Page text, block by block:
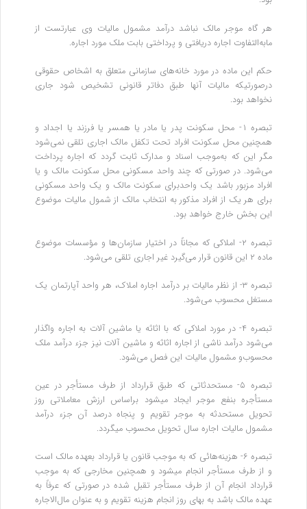
هر گاه موجر مالک نباشد درآمد مشمول مالیات وی عبارتست از
مابه‌التفاوت اجاره دریافتی و پرداختی بابت ملک مورد اجاره.
حکم این ماده در مورد خانه‌های سازمانی متعلق به اشخاص حقوقی
درصورتیکه مالیات آنها طبق دفاتر قانونی تشخیص شود جاری
نخواهد بود.
تبصره ۱- محل سکونت پدر یا مادر یا همسر یا فرزند یا اجداد و
همچنین محل سکونت افراد تحت تکفل مالک اجاری تلقی نمی‌شود
مگر این که به‌موجب اسناد و مدارک ثابت گردد که اجاره پرداخت
می‌شود. در صورتی که چند واحد مسکونی محل سکونت مالک و یا
افراد مزبور باشد یک واحد‌برای سکونت مالک و یک واحد مسکونی
برای هر یک از افراد مذکور به انتخاب مالک از شمول مالیات موضوع
این بخش خارج خواهد بود.
تبصره ۲- املاکی که مجاناً در اختیار سازمان‌ها و مؤسسات موضوع
ماده ۲ این قانون قرار می‌گیرد غیر اجاری تلقی‌ می‌شود.
‌تبصره ۳- از نظر مالیات بر درآمد اجاره املاک، هر واحد آپارتمان یک
مستغل محسوب می‌شود.
‌تبصره ۴- در مورد املاکی که با اثاثه یا ماشین آلات به اجاره واگذار
می‌شود درآمد ناشی از اجاره اثاثه و ماشین آلات نیز جزء درآمد ملک
محسوب‌و مشمول مالیات این فصل می‌شود.
تبصره ۵- مستحدثاتی که طبق قرارداد از طرف مستأجر در عین
مستأجره بنفع موجر ایجاد میشود براساس ارزش معاملاتی روز
تحویل ‌مستحدثه به موجر تقویم و پنجاه درصد آن جزء درآمد
مشمول مالیات اجاره سال تحویل محسوب میگردد.
تبصره ۶- هزینه‌هائی که به موجب قانون یا قرارداد بعهده مالک است
و از طرف مستأجر انجام میشود و همچنین مخارجی که به موجب‌
قرارداد انجام آن از طرف مستأجر تقبل شده در صورتی که عرفاً به
عهده مالک باشد به بهای روز انجام هزینه تقویم و به عنوان مال‌الاجاره